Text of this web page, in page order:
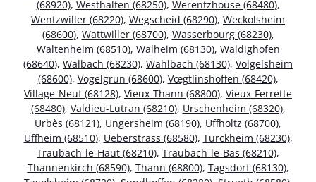
(68920), Westhalten (68250), Werentzhouse (68480),
Wentzwiller (68220), Wegscheid (68290), Weckolsheim
(68600), Wattwiller (68700), Wasserbourg (68230),
Waltenheim (68510), Walheim (68130), Waldighofen
(68640), Walbach (68230), Wahlbach (68130), Volgelsheim
(68600), Vogelgrun (68600), Vœgtlinshoffen (68420),
Village-Neuf (68128), Vieux-Thann (68800), Vieux-Ferrette
(68480), Valdieu-Lutran (68210), Urschenheim (68320),
Urbès (68121), Ungersheim (68190), Uffholtz (68700),
Uffheim (68510), Ueberstrass (68580), Turckheim (68230),
Traubach-le-Haut (68210), Traubach-le-Bas (68210),
Thannenkirch (68590), Thann (68800), Tagsdorf (68130),